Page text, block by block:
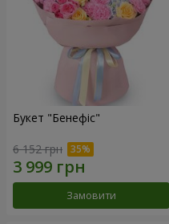
Букет "Бенефіс"
6 152 грн
Замовити